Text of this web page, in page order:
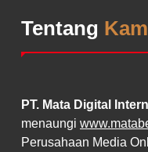
Tentang
PT. Mata Digital
menaungi
Perusahaan Media